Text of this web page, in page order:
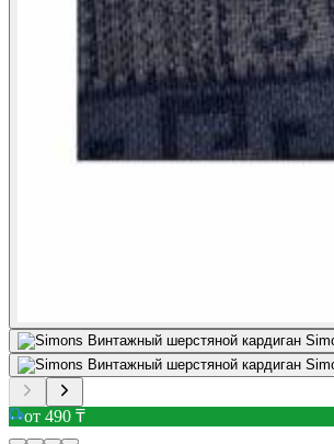
от 490 ₸